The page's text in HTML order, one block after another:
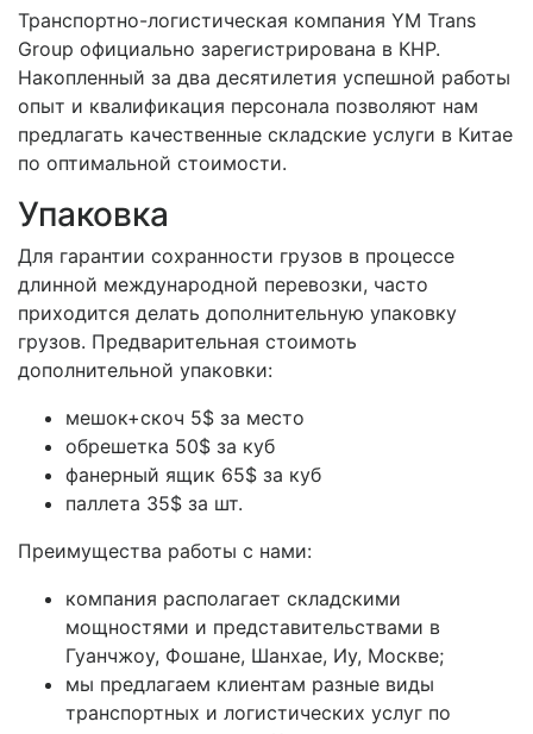
Транспортно-логистическая компания YM Trans
Group официально зарегистрирована в КНР.
Накопленный за два десятилетия успешной работы
опыт и квалификация персонала позволяют нам
предлагать качественные складские услуги в Китае
по оптимальной стоимости.
Упаковка
Для гарантии сохранности грузов в процессе
длинной международной перевозки, часто
приходится делать дополнительную упаковку
грузов. Предварительная стоимоть
дополнительной упаковки:
мешок+скоч 5$ за место
обрешетка 50$ за куб
фанерный ящик 65$ за куб
паллета 35$ за шт.
Преимущества работы с нами:
компания располагает складскими
мощностями и представительствами в
Гуанчжоу, Фошане, Шанхае, Иу, Москве;
мы предлагаем клиентам разные виды
транспортных и логистических услуг по